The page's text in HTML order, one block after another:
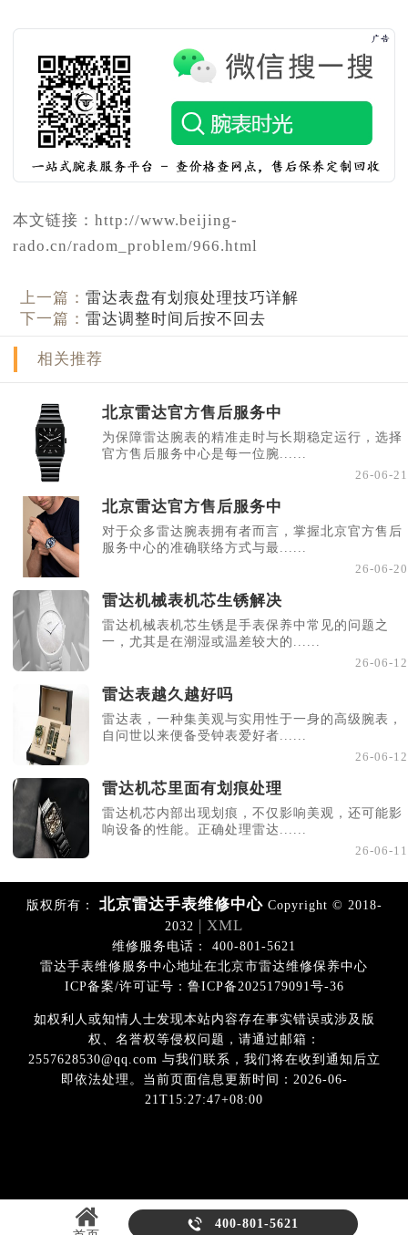
本文链接：http://www.beijing-
rado.cn/radom_problem/966.html
上一篇：雷达表盘有划痕处理技巧详解
下一篇：雷达调整时间后按不回去
相关推荐
北京雷达官方售后服务中
为保障雷达腕表的精准走时与长期稳定运行，选择
官方售后服务中心是每一位腕......
26-06-21
北京雷达官方售后服务中
对于众多雷达腕表拥有者而言，掌握北京官方售后
服务中心的准确联络方式与最......
26-06-20
雷达机械表机芯生锈解决
雷达机械表机芯生锈是手表保养中常见的问题之
一，尤其是在潮湿或温差较大的......
26-06-12
雷达表越久越好吗
雷达表，一种集美观与实用性于一身的高级腕表，
自问世以来便备受钟表爱好者......
26-06-12
雷达机芯里面有划痕处理
雷达机芯内部出现划痕，不仅影响美观，还可能影
响设备的性能。正确处理雷达......
26-06-11
版权所有： 北京雷达手表维修中心Copyright © 2018-
2032 | XML
维修服务电话： 400-801-5621
雷达手表维修服务中心地址在北京市雷达维修保养中心
ICP备案/许可证号：鲁ICP备2025179091号-36
如权利人或知情人士发现本站内容存在事实错误或涉及版
权、名誉权等侵权问题，请通过邮箱：
2557628530@qq.com 与我们联系，我们将在收到通知后立
即依法处理。当前页面信息更新时间：2026-06-
21T15:27:47+08:00
 400-801-5621